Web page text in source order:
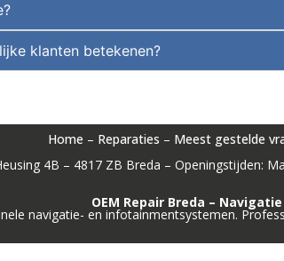
klanten betekenen?
Home – Reparaties – Meest gestelde
4B – 4817 ZB Breda – Openingstijden:
OEM Repair Breda –
navigatie- en infotainmentsystemen.